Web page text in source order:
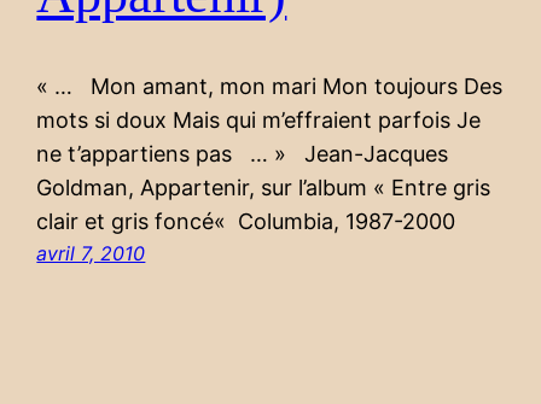
« … Mon amant, mon mari Mon toujours Des
mots si doux Mais qui m’effraient parfois Je
ne t’appartiens pas … » Jean-Jacques
Goldman, Appartenir, sur l’album « Entre gris
clair et gris foncé« Columbia, 1987-2000
avril 7, 2010